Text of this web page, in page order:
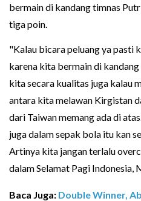
bermain di kandang timnas
tiga poin.
"Kalau bicara peluang ya pasti
karena kita bermain di
kita secara kualitas juga kalau
antara kita melawan Kirgistan
dari Taiwan memang ada di
juga dalam sepak bola itu kan
Artinya kita jangan terlalu
dalam Selamat Pagi Indonesia,
Baca Juga: Double Winner,